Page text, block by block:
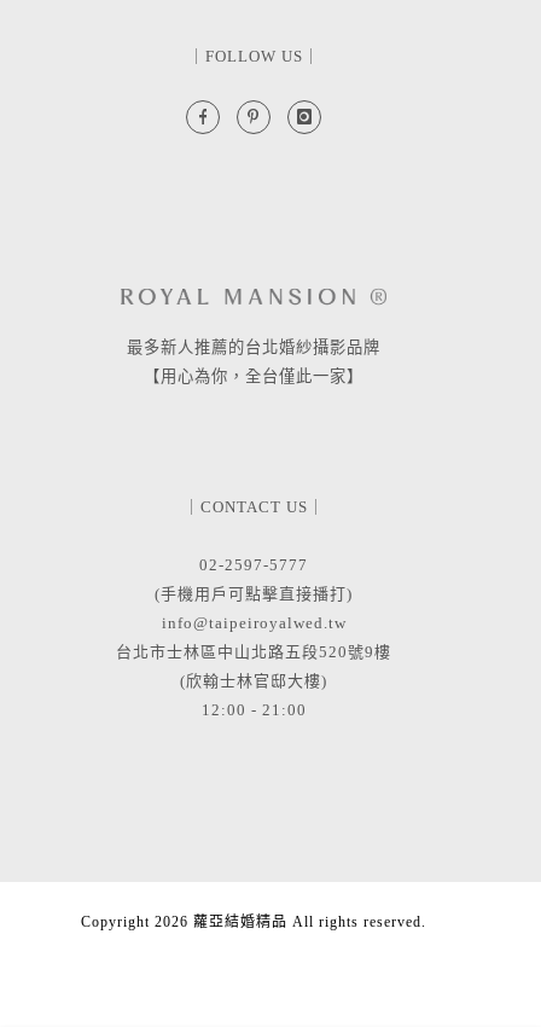
｜FOLLOW US｜
最多新人推薦的台北婚紗攝影品牌
【用心為你，全台僅此一家】
｜CONTACT US｜
02-2597-5777
(手機用戶可點擊直接播打)
info@taipeiroyalwed.tw
台北市士林區中山北路五段520號9樓
(欣翰士林官邸大樓)
12:00 - 21:00
Copyright 2026 蘿亞結婚精品 All rights reserved.